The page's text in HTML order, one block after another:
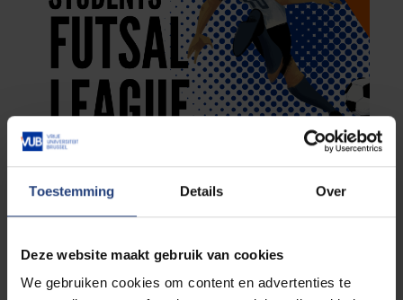
Toestemming Details Over
Deze website maakt gebruik van cookies
We gebruiken cookies om content en advertenties te